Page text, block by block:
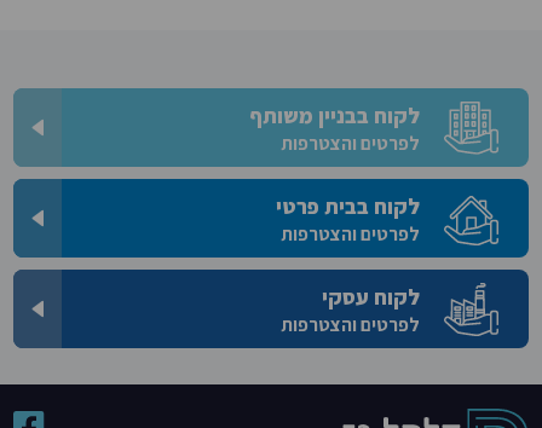
לקוח בבניין משותף
לפרטים והצטרפות
לקוח בבית פרטי
לפרטים והצטרפות
לקוח עסקי
לפרטים והצטרפות